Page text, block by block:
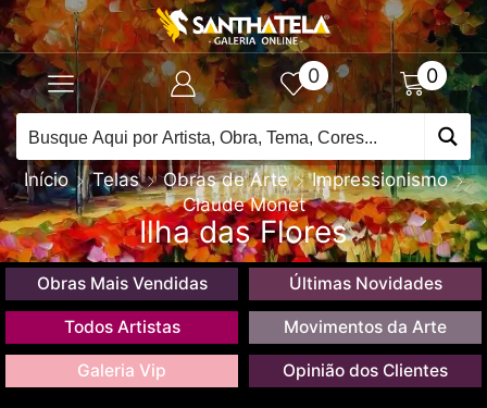
0 0
Início Telas Obras de Arte
Impressionismo
Claude Monet
Ilha das Flores
Obras Mais Vendidas Últimas Novidades
Todos Artistas Movimentos da Arte
Galeria Vip Opinião dos Clientes